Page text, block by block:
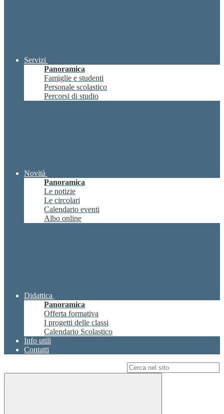
Servizi
Panoramica
Famiglie e studenti
Personale scolastico
Percorsi di studio
Novità
Panoramica
Le notizie
Le circolari
Calendario eventi
Albo online
Didattica
Panoramica
Offerta formativa
I progetti delle classi
Calendario Scolastico
Info utili
Contatti